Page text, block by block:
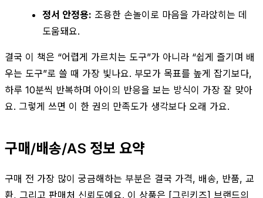
정서 안정용: 조용한 손놀이로 마음을 가라앉히는 데
도움돼요.
결국 이 책은 “어렵게 가르치는 도구”가 아니라 “쉽게 즐기며 배
우는 도구”로 쓸 때 가장 빛나요. 부모가 목표를 높게 잡기보다,
하루 10분씩 반복하며 아이의 반응을 보는 방식이 가장 잘 맞아
요. 그렇게 쓰면 이 한 권의 만족도가 생각보다 오래 가요.
구매/배송/AS 정보 요약
구매 전 가장 많이 궁금해하는 부분은 결국 가격, 배송, 반품, 교
환, 그리고 판매처 신뢰도예요. 이 상품은 [그린키즈] 브랜드의